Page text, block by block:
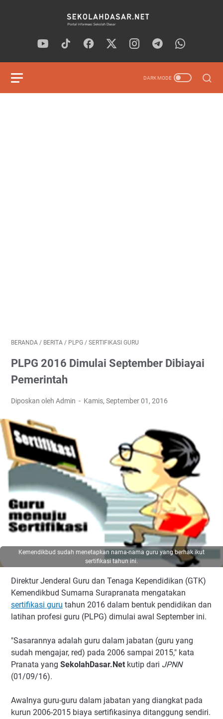
BERANDA / BERITA / PLPG / SERTIFIKASI GURU
PLPG 2016 Dimulai September Dibiayai
Pemerintah
Diposkan oleh Admin Kamis, September 01, 2016
Kemendikbud sudah menetapkan nama-nama guru yang berhak ikut
sertifikasi tahun ini.
Direktur Jenderal Guru dan Tenaga Kependidikan (GTK)
Kemendikbud Sumarna Surapranata mengatakan
sertifikasi guru tahun 2016 dalam bentuk pendidikan dan
latihan profesi guru (PLPG) dimulai awal September ini.
"Sasarannya adalah guru dalam jabatan (guru yang
sudah mengajar, red) pada 2006 sampai 2015," kata
Pranata yang SekolahDasar.Net kutip dari JPNN
(01/09/16).
Awalnya guru-guru dalam jabatan yang diangkat pada
kurun 2006-2015 biaya sertifikasinya ditanggung sendiri.